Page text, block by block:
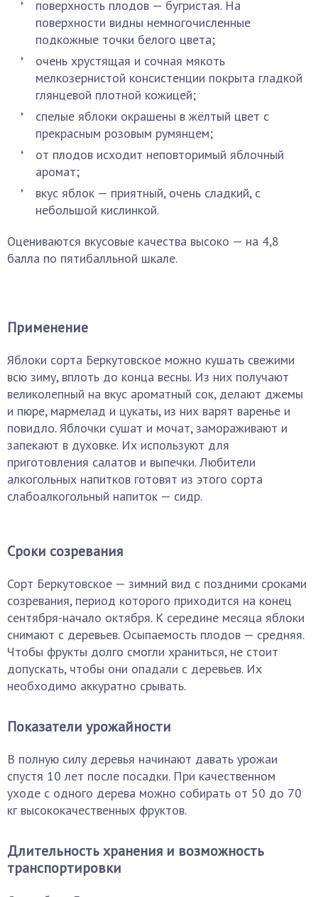
поверхность плодов — бугристая. На
поверхности видны немногочисленные
подкожные точки белого цвета;
очень хрустящая и сочная мякоть
мелкозернистой консистенции покрыта гладкой
глянцевой плотной кожицей;
спелые яблоки окрашены в жёлтый цвет с
прекрасным розовым румянцем;
от плодов исходит неповторимый яблочный
аромат;
вкус яблок — приятный, очень сладкий, с
небольшой кислинкой.
Оцениваются вкусовые качества высоко — на 4,8
балла по пятибалльной шкале.
Применение
Яблоки сорта Беркутовское можно кушать свежими
всю зиму, вплоть до конца весны. Из них получают
великолепный на вкус ароматный сок, делают джемы
и пюре, мармелад и цукаты, из них варят варенье и
повидло. Яблочки сушат и мочат, замораживают и
запекают в духовке. Их используют для
приготовления салатов и выпечки. Любители
алкогольных напитков готовят из этого сорта
слабоалкогольный напиток — сидр.
Сроки созревания
Сорт Беркутовское — зимний вид с поздними сроками
созревания, период которого приходится на конец
сентября-начало октября. К середине месяца яблоки
снимают с деревьев. Осыпаемость плодов — средняя.
Чтобы фрукты долго смогли храниться, не стоит
допускать, чтобы они опадали с деревьев. Их
необходимо аккуратно срывать.
Показатели урожайности
В полную силу деревья начинают давать урожаи
спустя 10 лет после посадки. При качественном
уходе с одного дерева можно собирать от 50 до 70
кг высококачественных фруктов.
Длительность хранения и возможность
транспортировки